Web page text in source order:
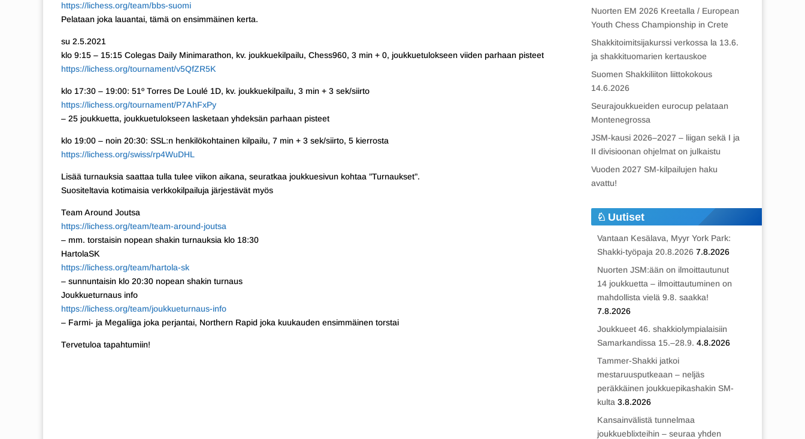
https://lichess.org/team/bbs-suomi
Pelataan joka lauantai, tämä on ensimmäinen kerta.
su 2.5.2021
klo 9:15 – 15:15 Colegas Daily Minimarathon, kv. joukkuekilpailu, Chess960, 3 min + 0, joukkuetulokseen viiden parhaan pisteet
https://lichess.org/tournament/v5QfZR5K
klo 17:30 – 19:00: 51º Torres De Loulé 1D, kv. joukkuekilpailu, 3 min + 3 sek/siirto
https://lichess.org/tournament/P7AhFxPy
– 25 joukkuetta, joukkuetulokseen lasketaan yhdeksän parhaan pisteet
klo 19:00 – noin 20:30: SSL:n henkilökohtainen kilpailu, 7 min + 3 sek/siirto, 5 kierrosta
https://lichess.org/swiss/rp4WuDHL
Lisää turnauksia saattaa tulla tulee viikon aikana, seuratkaa joukkuesivun kohtaa ”Turnaukset”.
Suositeltavia kotimaisia verkkokilpailuja järjestävät myös
Team Around Joutsa
https://lichess.org/team/team-around-joutsa
– mm. torstaisin nopean shakin turnauksia klo 18:30
HartolaSK
https://lichess.org/team/hartola-sk
– sunnuntaisin klo 20:30 nopean shakin turnaus
Joukkueturnaus info
https://lichess.org/team/joukkueturnaus-info
– Farmi- ja Megaliiga joka perjantai, Northern Rapid joka kuukauden ensimmäinen torstai
Tervetuloa tapahtumiin!
Nuorten EM 2026 Kreetalla / European
Youth Chess Championship in Crete
Shakkitoimitsijakurssi verkossa la 13.6.
ja shakkituomarien kertauskoe
Suomen Shakkiliiton liittokokous
14.6.2026
Seurajoukkueiden eurocup pelataan
Montenegrossa
JSM-kausi 2026–2027 – liigan sekä I ja
II divisioonan ohjelmat on julkaistu
Vuoden 2027 SM-kilpailujen haku
avattu!
Uutiset
Vantaan Kesälava, Myyr York Park:
Shakki-työpaja 20.8.2026 7.8.2026
Nuorten JSM:ään on ilmoittautunut
14 joukkuetta – ilmoittautuminen on
mahdollista vielä 9.8. saakka!
7.8.2026
Joukkueet 46. shakkiolympialaisiin
Samarkandissa 15.–28.9. 4.8.2026
Tammer-Shakki jatkoi
mestaruusputkeaan – neljäs
peräkkäinen joukkuepikashakin SM-
kulta 3.8.2026
Kansainvälistä tunnelmaa
joukkueblixteihin – seuraa yhden